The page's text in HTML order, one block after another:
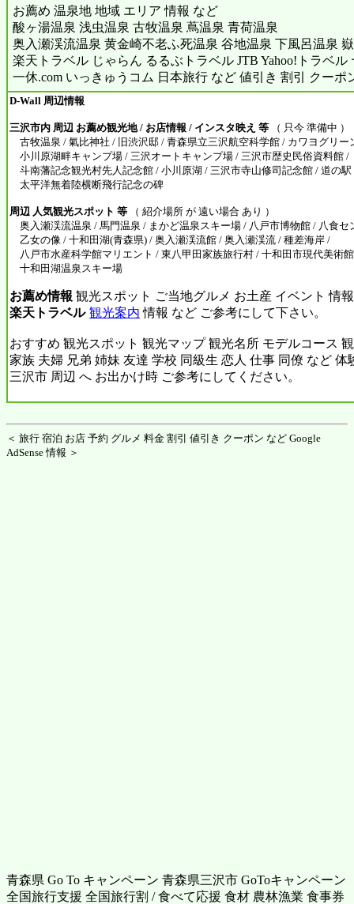
お薦め 温泉地 地域 エリア 情報 など
酸ヶ湯温泉 浅虫温泉 古牧温泉 蔦温泉 青荷温泉
奥入瀬渓流温泉 黄金崎不老ふ死温泉 谷地温泉 下風呂温泉
楽天トラベル じゃらん るるぶトラベル JTB Yahoo!トラベル
一休.com いっきゅうコム 日本旅行 など 値引き 割引 クーポ
D-Wall 周辺情報
三沢市内 周辺 お薦め観光地 / お店情報 / インスタ映え 等 （ 只今 準備中 ）
古牧温泉 / 氣比神社 / 旧渋沢邸 / 青森県立三沢航空科学館 / カワヨグリー
小川原湖畔キャンプ場 / 三沢オートキャンプ場 / 三沢市歴史民俗資料館 /
斗南藩記念観光村先人記念館 / 小川原湖 / 三沢市寺山修司記念館 / 道の駅
太平洋無着陸横断飛行記念の碑
周辺 人気観光スポット 等 （ 紹介場所 が 遠い場合 あり ）
奥入瀬渓流温泉 / 馬門温泉 / まかど温泉スキー場 / 八戸市博物館 / 八食セ
乙女の像 / 十和田湖(青森県) / 奥入瀬渓流館 / 奥入瀬渓流 / 種差海岸 /
八戸市水産科学館マリエント / 東八甲田家族旅行村 / 十和田市現代美術
十和田湖温泉スキー場
お薦め情報 観光スポット ご当地グルメ お土産 イベント 情
楽天トラベル 観光案内 情報 など ご参考にして下さい。
おすすめ 観光スポット 観光マップ 観光名所 モデルコース
家族 夫婦 兄弟 姉妹 友達 学校 同級生 恋人 仕事 同僚 など 体
三沢市 周辺 へ お出かけ時 ご参考にしてください。
＜ 旅行 宿泊 お店 予約 グルメ 料金 割引 値引き クーポン など Google
AdSense 情報 ＞
青森県 Go To キャンペーン 青森県三沢市 GoToキャンペーン
全国旅行支援 全国旅行割 / 食べて応援 食材 農林漁業 食事券